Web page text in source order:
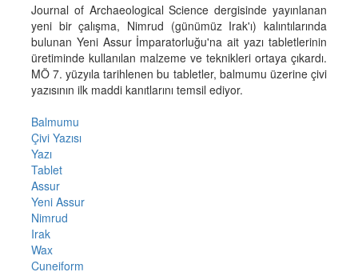
Journal of Archaeological Science dergisinde yayınlanan
yeni bir çalışma, Nimrud (günümüz Irak'ı) kalıntılarında
bulunan Yeni Assur İmparatorluğu'na ait yazı tabletlerinin
üretiminde kullanılan malzeme ve teknikleri ortaya çıkardı.
MÖ 7. yüzyıla tarihlenen bu tabletler, balmumu üzerine çivi
yazısının ilk maddi kanıtlarını temsil ediyor.
Balmumu
Çivi Yazısı
Yazı
Tablet
Assur
Yeni Assur
Nimrud
Irak
Wax
Cuneiform